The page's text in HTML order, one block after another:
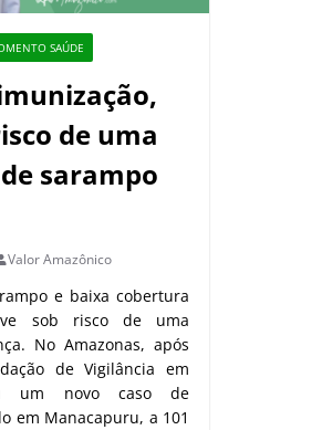
SAÚDE
de uma
sarampo
Valor Amazônico
e baixa cobertura
sob risco de uma
No Amazonas, após
de Vigilância em
um novo caso de
em Manacapuru, a 101